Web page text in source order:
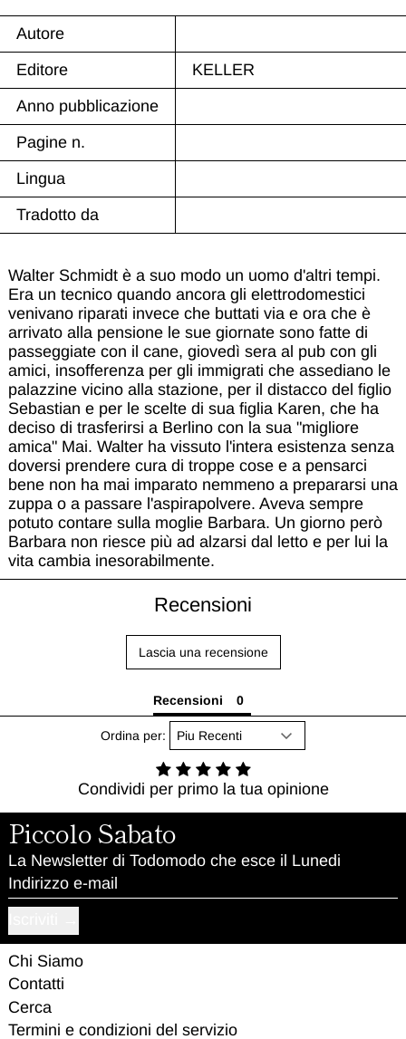
Autore
Editore
KELLER
Anno pubblicazione
Pagine n.
Lingua
Tradotto da
Walter Schmidt è a suo modo un uomo d'altri tempi.
Era un tecnico quando ancora gli elettrodomestici
venivano riparati invece che buttati via e ora che è
arrivato alla pensione le sue giornate sono fatte di
passeggiate con il cane, giovedì sera al pub con gli
amici, insofferenza per gli immigrati che assediano le
palazzine vicino alla stazione, per il distacco del figlio
Sebastian e per le scelte di sua figlia Karen, che ha
deciso di trasferirsi a Berlino con la sua "migliore
amica" Mai. Walter ha vissuto l'intera esistenza senza
doversi prendere cura di troppe cose e a pensarci
bene non ha mai imparato nemmeno a prepararsi una
zuppa o a passare l'aspirapolvere. Aveva sempre
potuto contare sulla moglie Barbara. Un giorno però
Barbara non riesce più ad alzarsi dal letto e per lui la
vita cambia inesorabilmente.
Recensioni
Lascia una recensione
Recensioni
Ordina per:
Condividi per primo la tua opinione
Piccolo Sabato
La Newsletter di Todomodo che esce il Lunedi
Indirizzo e-mail
Chi Siamo
Contatti
Cerca
Termini e condizioni del servizio